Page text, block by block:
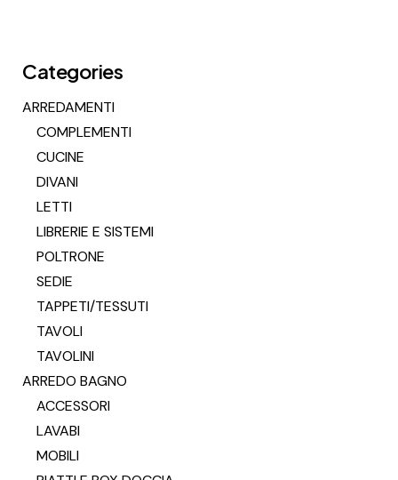
Categories
ARREDAMENTI
COMPLEMENTI
CUCINE
DIVANI
LETTI
LIBRERIE E SISTEMI
POLTRONE
SEDIE
TAPPETI/TESSUTI
TAVOLI
TAVOLINI
ARREDO BAGNO
ACCESSORI
LAVABI
MOBILI